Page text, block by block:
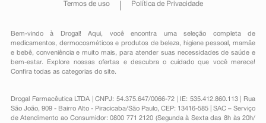
Termos de uso Política de Privacidade
Bem-vindo à Drogal! Aqui, você encontra uma seleção completa de
medicamentos , dermocosméticos e produtos de beleza, higiene pessoal ,mamãe
e bebê, conveniênciae muito mais, para atender suas necessidades de saúde e
bem-estar. Explore nossas ofertas e descubra o cuidado que você merece!
Confira todas as categorias do site.
Drogal Farmacêutica LTDA | CNPJ: 54.375.647/0066-72 | IE: 535.412.860.113 | Rua
São João, 909 - Bairro Alto - Piracicaba/São Paulo, CEP: 13416-585 | SAC – Serviço
de Atendimento ao Consumidor: 0800 771 2120 (Segunda à Sexta das 8h às 20h/